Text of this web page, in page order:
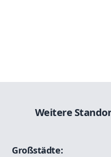
Weitere
Großstädte: